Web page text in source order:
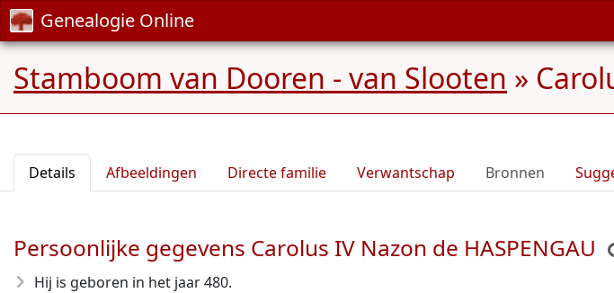
Genealogie Online
Stamboom van Dooren - van Slooten »
Details Afbeeldingen Directe familie Verwantschap Bronnen
Persoonlijke gegevens Carolus IV Nazon de HASPENGAU
Hij is geboren in het jaar 480.